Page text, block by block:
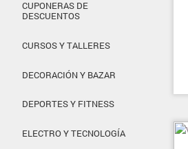
CUPONERAS DE
DESCUENTOS
CURSOS Y TALLERES
DECORACIÓN Y BAZAR
DEPORTES Y FITNESS
ELECTRO Y TECNOLOGÍA